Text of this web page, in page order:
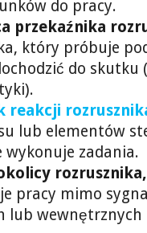
do pracy.
przekaźnika
który próbuje
do skutku
reakcji
lub elementów
wykonuje zadania.
pracy mimo
lub wewnętrznych